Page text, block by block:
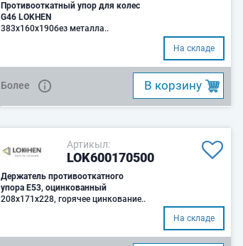
Противооткатный упор для колес
G46 LOKHEN
383x160x190без металла..
На складе
Более B корзину
Артикыл:
LOK600170500
Держатель противооткатного
упора E53, оцинкованный
208x171x228, горячее цинкование..
На складе